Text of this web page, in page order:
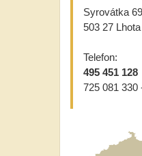
Syrovátka 69
503 27
Telefon:
495 451 128
725 081 330